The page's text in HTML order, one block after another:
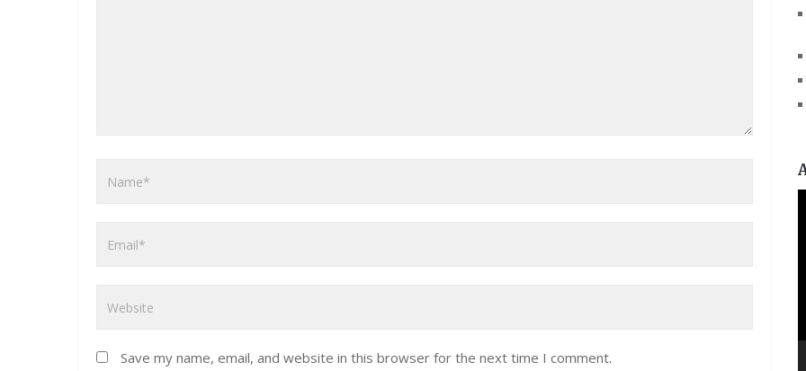
Save my name, email, and website in this browser for the next time I comment.